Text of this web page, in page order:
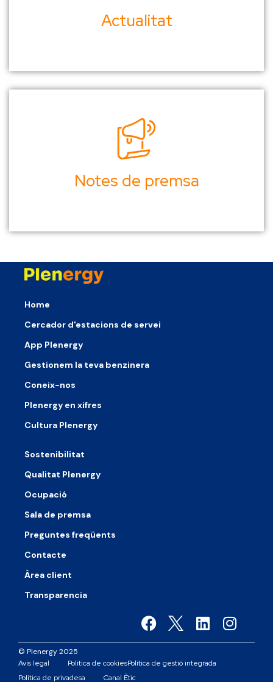
Actualitat
Notes de premsa
Home
Cercador d'estacions de servei
App Plenergy
Gestionem la teva benzinera
Coneix-nos
Plenergy en xifres
Cultura Plenergy
Sostenibilitat
Qualitat Plenergy
Ocupació
Sala de premsa
Preguntes freqüents
Contacte
Àrea client
Transparencia
© Plenergy 2025
Avís legal
Política de cookiesPolítica de gestió integrada
Política de privadesa
Canal Ètic